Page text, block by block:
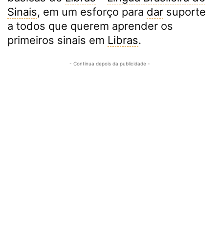
Sinais, em um esforço para dar suporte
a todos que querem aprender os
primeiros sinais em Libras.
- Continua depois da publicidade -